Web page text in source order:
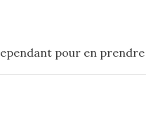
pour en